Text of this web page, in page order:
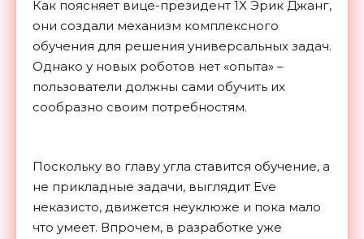
Как поясняет вице-президент 1X Эрик Джанг,
они создали механизм комплексного
обучения для решения универсальных задач.
Однако у новых роботов нет «опыта» –
пользователи должны сами обучить их
сообразно своим потребностям.
Поскольку во главу угла ставится обучение, а
не прикладные задачи, выглядит Eve
неказисто, движется неуклюже и пока мало
что умеет. Впрочем, в разработке уже